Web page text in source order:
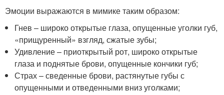
Эмоции выражаются в мимике таким образом:
Гнев – широко открытые глаза, опущенные уголки губ,
«прищуренный» взгляд, сжатые зубы;
Удивление – приоткрытый рот, широко открытые
глаза и поднятые брови, опущенные кончики губ;
Страх – сведенные брови, растянутые губы с
опущенными и отведенными вниз уголками;